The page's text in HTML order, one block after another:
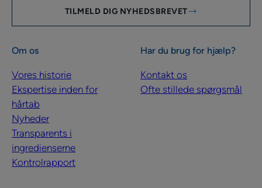
TILMELD DIG NYHEDSBREVET
Om os
Vores historie
Ekspertise inden for
hårtab
Nyheder
Transparents i
ingredienserne
Kontrolrapport
Har du brug for hjælp?
Kontakt os
Ofte stillede spørgsmål